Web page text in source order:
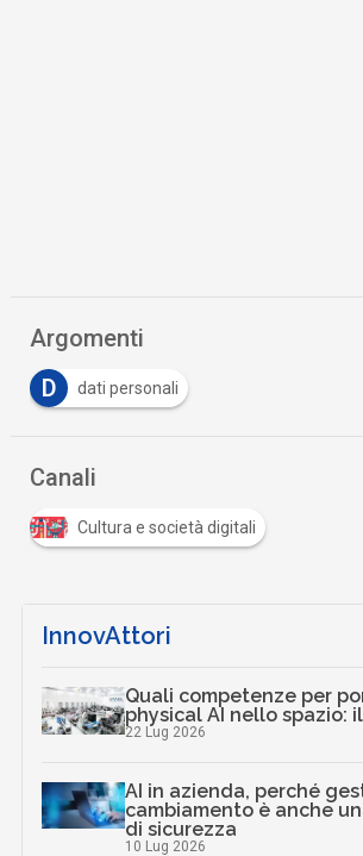
Argomenti
D
dati personali
Canali
Cultura e società digitali
InnovAttori
Quali competenze per
physical AI nello spazio:
22 Lug 2026
AI in azienda, perché
cambiamento è anche
di sicurezza
10 Lug 2026